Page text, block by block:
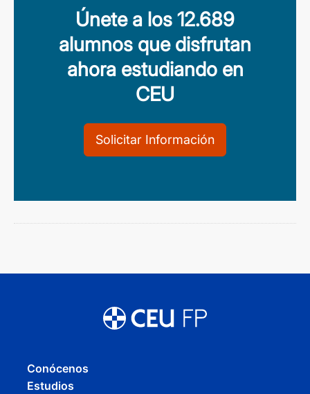
Únete a los 12.689
alumnos que disfrutan
ahora estudiando en
CEU
Solicitar Información
Conócenos
Estudios